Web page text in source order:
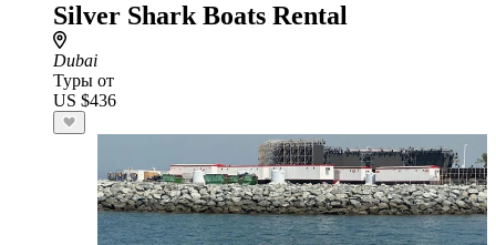
Silver Shark Boats Rental
Dubai
Туры от
US $436